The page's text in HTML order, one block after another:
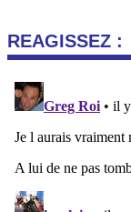
REAGISSEZ :